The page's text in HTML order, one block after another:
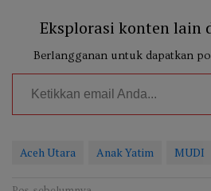
Eksplorasi konten lain
Berlangganan untuk dapatkan
Ketikkan email Anda...
Aceh Utara Anak Yatim MUDI